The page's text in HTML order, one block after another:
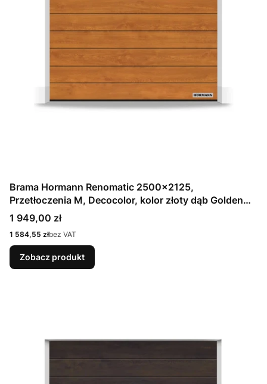
Brama Hormann Renomatic 2500x2125,
Przetłoczenia M, Decocolor, kolor złoty dąb Golden
Oak / OCYNK + Prowadzenie Z
Cena
1 949,00 zł
Cena
1 584,55 złbez VAT
Zobacz produkt